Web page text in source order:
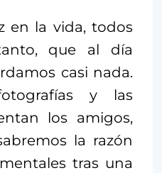
en la vida, todos
que al día
casi nada.
y las
los amigos,
la razón
tras una